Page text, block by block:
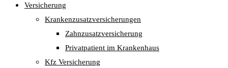
Versicherung
Krankenzusatzversicherungen
Zahnzusatzversicherung
Privatpatient im Krankenhaus
Kfz Versicherung